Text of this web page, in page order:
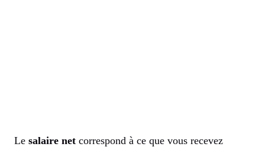
Le salaire net correspond à ce que vous recevez